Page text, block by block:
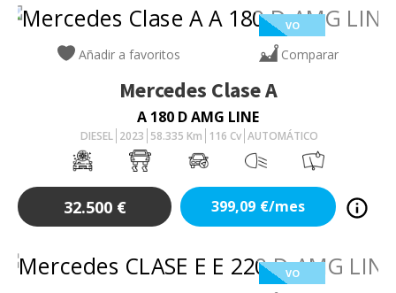
VO
Añadir a favoritos Comparar
Mercedes Clase A
A 180 D AMG LINE
DIESEL 2023 58.335 Km 116 Cv AUTOMÁTICO
32.500 € 399,09 €/mes
VO